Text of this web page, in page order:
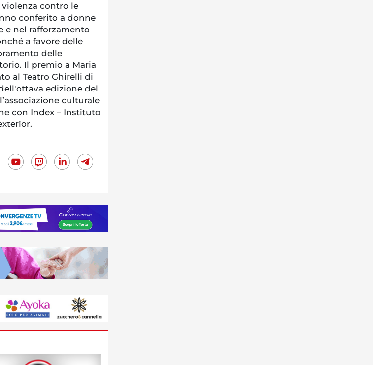
contro le
conferito a donne
e nel rafforzamento
a favore delle
delle
Il premio a Maria
al Teatro Ghirelli di
edizione del
culturale
con Index – Instituto